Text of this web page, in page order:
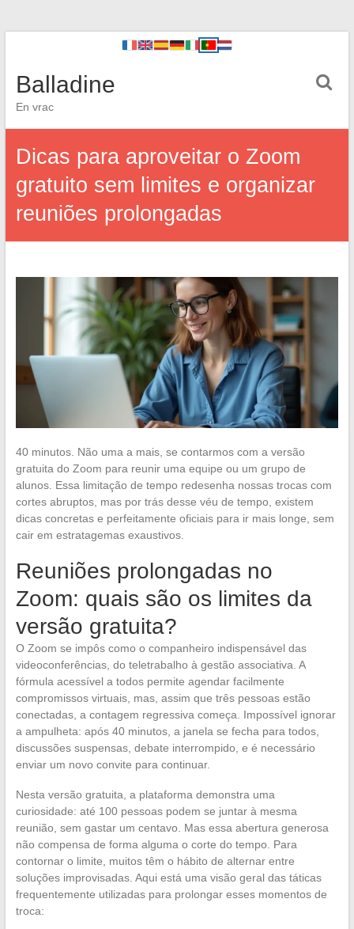
Balladine
En vrac
Dicas para aproveitar o Zoom
gratuito sem limites e organizar
reuniões prolongadas
40 minutos. Não uma a mais, se contarmos com a versão
gratuita do Zoom para reunir uma equipe ou um grupo de
alunos. Essa limitação de tempo redesenha nossas trocas com
cortes abruptos, mas por trás desse véu de tempo, existem
dicas concretas e perfeitamente oficiais para ir mais longe, sem
cair em estratagemas exaustivos.
Reuniões prolongadas no
Zoom: quais são os limites da
versão gratuita?
O Zoom se impôs como o companheiro indispensável das
videoconferências, do teletrabalho à gestão associativa. A
fórmula acessível a todos permite agendar facilmente
compromissos virtuais, mas, assim que três pessoas estão
conectadas, a contagem regressiva começa. Impossível ignorar
a ampulheta: após 40 minutos, a janela se fecha para todos,
discussões suspensas, debate interrompido, e é necessário
enviar um novo convite para continuar.
Nesta versão gratuita, a plataforma demonstra uma
curiosidade: até 100 pessoas podem se juntar à mesma
reunião, sem gastar um centavo. Mas essa abertura generosa
não compensa de forma alguma o corte do tempo. Para
contornar o limite, muitos têm o hábito de alternar entre
soluções improvisadas. Aqui está uma visão geral das táticas
frequentemente utilizadas para prolongar esses momentos de
troca: